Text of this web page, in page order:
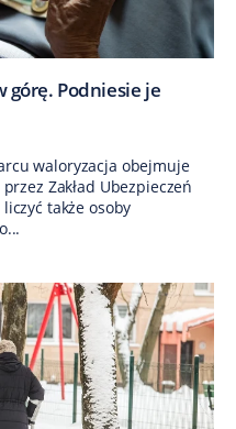
górę. Podniesie je
waloryzacja obejmuje
Zakład Ubezpieczeń
także osoby